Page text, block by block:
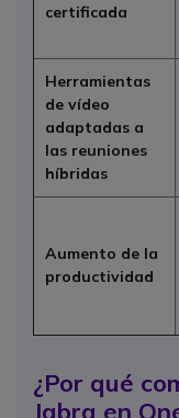
certificada
Herramientas
de vídeo
adaptadas a
las reuniones
híbridas
Aumento de la
productividad
¿Por qué
Jabra en